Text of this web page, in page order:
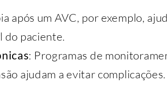
após um AVC, por exemplo,
do paciente.
: Programas de
ajudam a evitar complicações.